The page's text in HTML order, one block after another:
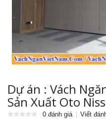
Dự án : Vách
Sản Xuất Oto
0 đánh giá Viết